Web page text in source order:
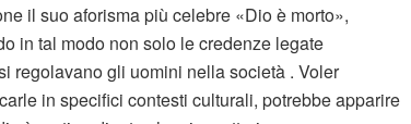
il suo aforisma più celebre «Dio è morto»,
in tal modo non solo le credenze legate
regolavano gli uomini nella società . Voler
in specifici contesti culturali, potrebbe apparire